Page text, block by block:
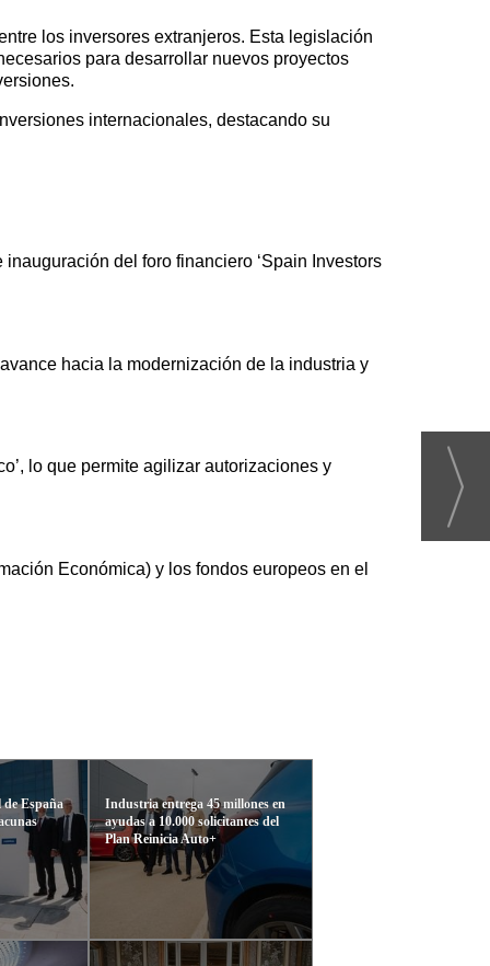
los inversores extranjeros. Esta legislación
para desarrollar nuevos proyectos
internacionales, destacando su
del foro financiero ‘Spain Investors
hacia la modernización de la industria y
lo que permite agilizar autorizaciones y
Económica) y los fondos europeos en el
de España
Industria entrega 45 millones en
ayudas a 10.000 solicitantes del
Plan Reinicia Auto+